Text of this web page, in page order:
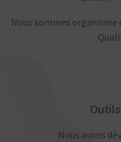
Nous sommes
Nous avons